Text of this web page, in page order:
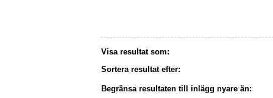
Visa resultat som:
Sortera resultat efter:
Begränsa resultaten till inlägg nyare än: